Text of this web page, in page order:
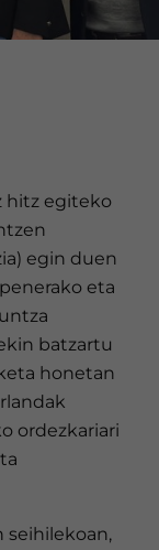
hitz egiteko
egin duen
eta
batzartu
honetan
ordezkariari
seihilekoan,